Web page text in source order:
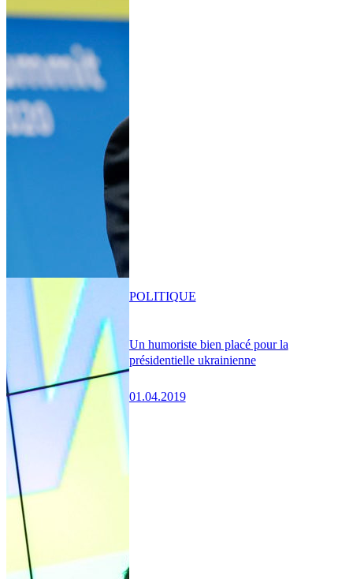
Un humoriste bien placé pour la
présidentielle ukrainienne
01.04.2019
POLITIQUE